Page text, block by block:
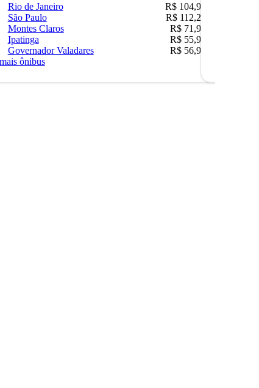
Rio de Janeiro
R$ 104,90
São Paulo
R$ 112,26
Montes Claros
R$ 71,90
Ipatinga
R$ 55,90
Governador Valadares
R$ 56,90
ônibus